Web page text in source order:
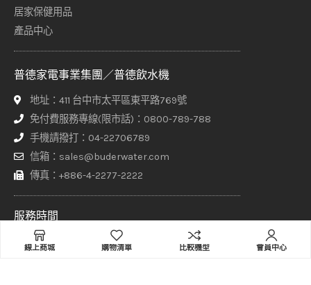
居家保健用品
產品中心
普德家電事業集團／普德飲水機
地址：411 台中市太平區東平路769號
免付費服務專線(限市話)：0800-789-788
手機請撥打：04-22706789
信箱：sales@buderwater.com
傳真：+886-4-2277-2222
服務時間
週一至週五 8:00 - 17:30（正常上班日由專人接聽）
線上商城 購物清單 比較機型 會員中心